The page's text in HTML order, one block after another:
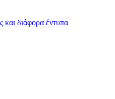
και διάφορα έντυπα